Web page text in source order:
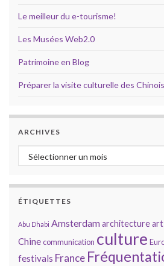
Le meilleur du e-tourisme!
Les Musées Web2.0
Patrimoine en Blog
Préparer la visite culturelle des
ARCHIVES
Archives
ÉTIQUETTES
Abu Dhabi Amsterdamarchitectureart
Chinecommunication culture
festivals France